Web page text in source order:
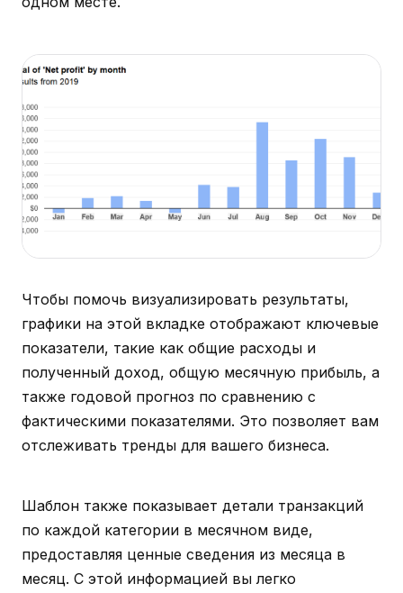
Чтобы помочь визуализировать результаты,
графики на этой вкладке отображают ключевые
показатели, такие как общие расходы и
полученный доход, общую месячную прибыль, а
также годовой прогноз по сравнению с
фактическими показателями. Это позволяет вам
отслеживать тренды для вашего бизнеса.
Шаблон также показывает детали транзакций
по каждой категории в месячном виде,
предоставляя ценные сведения из месяца в
месяц. С этой информацией вы легко